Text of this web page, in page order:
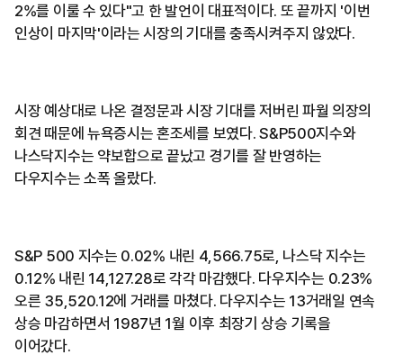
2%를 이룰 수 있다"고 한 발언이 대표적이다. 또 끝까지 '이번
인상이 마지막'이라는 시장의 기대를 충족시켜주지 않았다.
시장 예상대로 나온 결정문과 시장 기대를 저버린 파월 의장의
회견 때문에 뉴욕증시는 혼조세를 보였다. S&P500지수와
나스닥지수는 약보합으로 끝났고 경기를 잘 반영하는
다우지수는 소폭 올랐다.
S&P 500 지수는 0.02% 내린 4,566.75로, 나스닥 지수는
0.12% 내린 14,127.28로 각각 마감했다. 다우지수는 0.23%
오른 35,520.12에 거래를 마쳤다. 다우지수는 13거래일 연속
상승 마감하면서 1987년 1월 이후 최장기 상승 기록을
이어갔다.